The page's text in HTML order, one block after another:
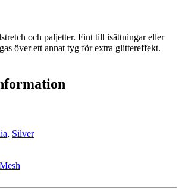
och paljetter. Fint till isättningar eller
över ett annat tyg för extra glittereffekt.
, Silver
Mesh